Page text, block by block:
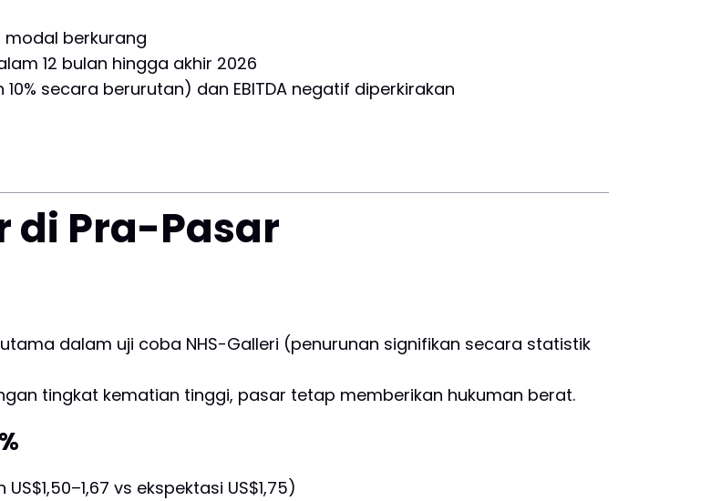
berkurang
12 bulan hingga akhir 2026
secara berurutan) dan EBITDA negatif diperkirakan
di Pra-Pasar
dalam uji coba NHS-Galleri (penurunan signifikan secara statistik
tingkat kematian tinggi, pasar tetap memberikan hukuman berat.
vs ekspektasi US$1,75)